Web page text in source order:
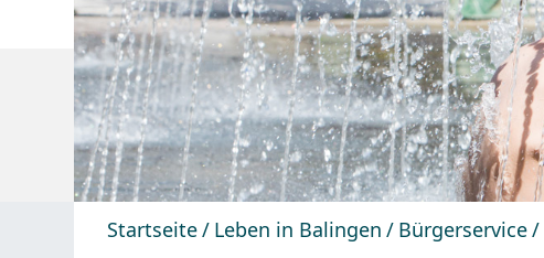
Startseite Leben in Balingen Bürgerservice